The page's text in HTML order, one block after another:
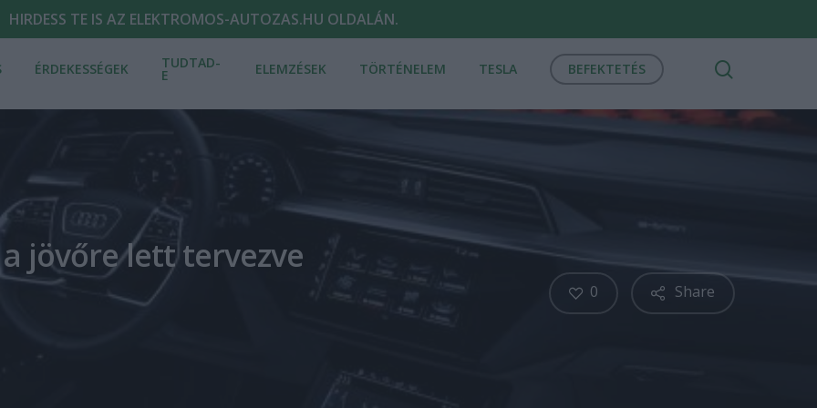
HIRDESS TE IS AZ ELEKTROMOS-AUTOZAS.HU OLDALÁN.
ÉRDEKESSÉGEK TUDTAD-
E ELEMZÉSEK TÖRTÉNELEM TESLA BEFEKTETÉS
jövőre lett tervezve
Share
0